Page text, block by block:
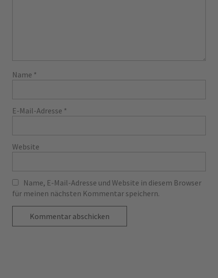
Name *
E-Mail-Adresse *
Website
Name, E-Mail-Adresse und Website in diesem Browser
für meinen nächsten Kommentar speichern.